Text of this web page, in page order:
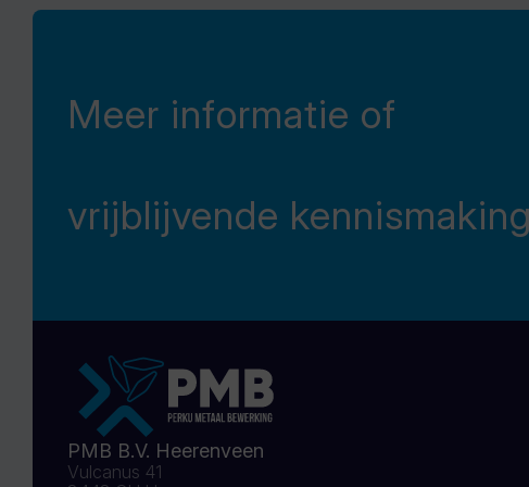
Meer informatie of
vrijblijvende
PMB B.V. Heerenveen
Vulcanus 41